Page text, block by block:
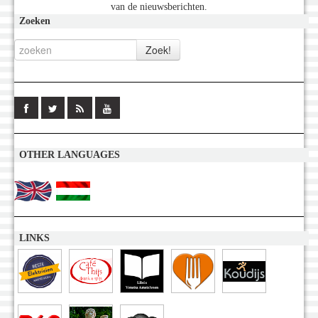
van de nieuwsberichten.
Zoeken
OTHER LANGUAGES
LINKS